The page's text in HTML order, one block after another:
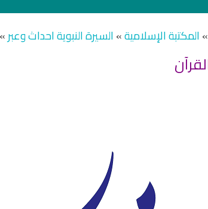
»المكتبة الإسلامية»السيرة النبوية احداث وعبر